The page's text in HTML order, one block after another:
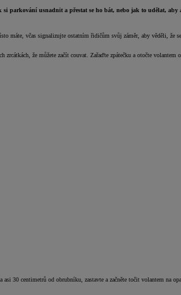
parkování usnadnit a přestat se ho bát, nebo jak to udělat, aby
včas signalizujte ostatním řidičům svůj záměr, aby věděli, že
že můžete začít couvat. Zařaďte zpátečku a otočte volantem
30 centimetrů od obrubníku, zastavte a začněte točit volantem na